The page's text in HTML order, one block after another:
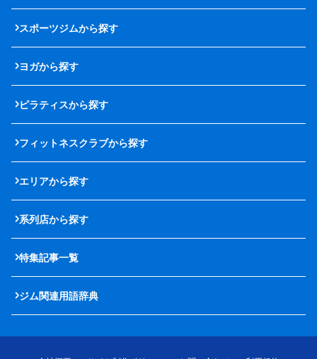
スポーツジムから探す
ヨガから探す
ピラティスから探す
フィットネスクラブから探す
エリアから探す
系列店から探す
特集記事一覧
ジム関連用語辞典